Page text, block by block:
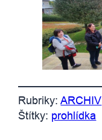
Rubriky:ARCHIV
Štítky: prohlídka